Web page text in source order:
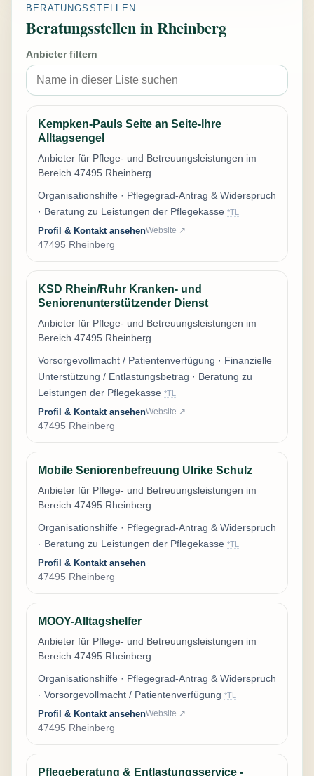
BERATUNGSSTELLEN
Beratungsstellen in Rheinberg
Anbieter filtern
Kempken-Pauls Seite an Seite-Ihre
Alltagsengel
Anbieter für Pflege- und Betreuungsleistungen im
Bereich 47495 Rheinberg.
Organisationshilfe · Pflegegrad-Antrag & Widerspruch
· Beratung zu Leistungen der Pflegekasse *TL
Profil & Kontakt ansehenWebsite ↗
47495 Rheinberg
KSD Rhein/Ruhr Kranken- und
Seniorenunterstützender Dienst
Anbieter für Pflege- und Betreuungsleistungen im
Bereich 47495 Rheinberg.
Vorsorgevollmacht / Patientenverfügung · Finanzielle
Unterstützung / Entlastungsbetrag · Beratung zu
Leistungen der Pflegekasse *TL
Profil & Kontakt ansehenWebsite ↗
47495 Rheinberg
Mobile Seniorenbefreuung Ulrike Schulz
Anbieter für Pflege- und Betreuungsleistungen im
Bereich 47495 Rheinberg.
Organisationshilfe · Pflegegrad-Antrag & Widerspruch
· Beratung zu Leistungen der Pflegekasse *TL
Profil & Kontakt ansehen
47495 Rheinberg
MOOY-Alltagshelfer
Anbieter für Pflege- und Betreuungsleistungen im
Bereich 47495 Rheinberg.
Organisationshilfe · Pflegegrad-Antrag & Widerspruch
· Vorsorgevollmacht / Patientenverfügung *TL
Profil & Kontakt ansehenWebsite ↗
47495 Rheinberg
Pflegeberatung & Entlastungsservice -